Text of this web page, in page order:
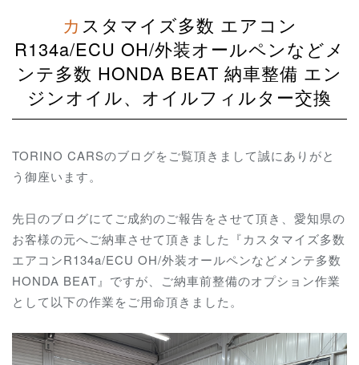
カスタマイズ多数 エアコン
R134a/ECU OH/外装オールペンなどメ
ンテ多数 HONDA BEAT 納車整備 エン
ジンオイル、オイルフィルター交換
TORINO CARSのブログをご覧頂きまして誠にありがと
う御座います。
先日のブログにてご成約のご報告をさせて頂き、愛知県の
お客様の元へご納車させて頂きました『カスタマイズ多数
エアコンR134a/ECU OH/外装オールペンなどメンテ多数
HONDA BEAT』ですが、ご納車前整備のオプション作業
として以下の作業をご用命頂きました。